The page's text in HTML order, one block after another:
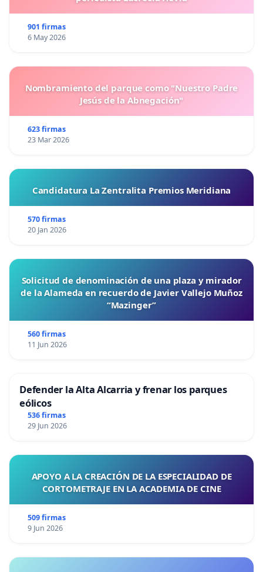
901 firmas
6 May 2026
Nombramiento del parque como "Nuestro Padre
Jesús de la Abnegación"
623 firmas
23 Mar 2026
Candidatura La Zentralita Premios Meridiana
570 firmas
20 Jan 2026
Solicitud de denominación de una plaza y mirador
de la Alameda en recuerdo de Javier Vallejo Muñoz
“Mazinger”
560 firmas
11 Jun 2026
Defender la Alta Alcarria y frenar los parques
eólicos
536 firmas
29 Jun 2026
APOYO A LA CREACIÓN DE LA ESPECIALIDAD DE
CORTOMETRAJE EN LA ACADEMIA DE CINE
509 firmas
9 Jun 2026